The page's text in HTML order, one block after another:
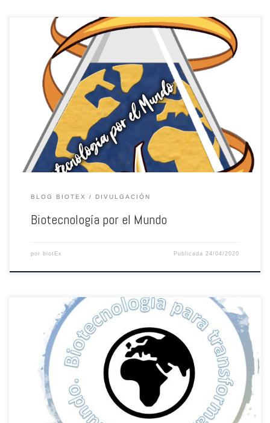
BLOG BIOTEX DIVULGACIÓN
Biotecnología por el Mundo
por biotEx Publicada24/04/2020
Transformar nuestro mundo: la Agenda 2030 para el Desarrollo Sostenible.
Los Objetivos de Desarrollo Sostenible (ODS) son el proyecto impulsado
por Naciones Unidas para prolongar el avance de los Objetivos de
Desarrollo del Milenio. La Agenda 2030 es el programa que aborda estos 17
objetivos, desarrollados en 169 metas concretas […]